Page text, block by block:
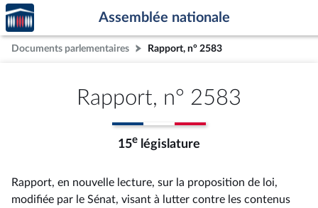
Aller au contenu
Aller en bas de la page
Accèder
à la
page
d'accueil
Assemblée nationale
Documents parlementaires Rapport, n° 2583
Rapport, n° 2583
15e législature
Rapport, en nouvelle lecture, sur la proposition de loi,
modifiée par le Sénat, visant à lutter contre les contenus